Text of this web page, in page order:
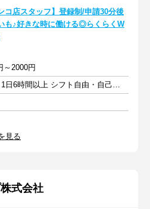
コ店スタッフ】登録制/申請30分後
も♪好きな時に働ける◎らくらくW
～2000円
週1日以上 1日6時間以上 シフト自由・自己申告
見る
式会社